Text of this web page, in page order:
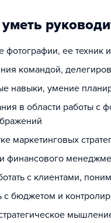
ее техник
командой,
навыки, умение
в области работы
маркетинговых
финансового
с клиентами,
с бюджетом и